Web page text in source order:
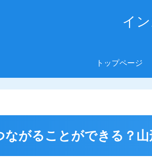
イ
トップページ
ながることができる？